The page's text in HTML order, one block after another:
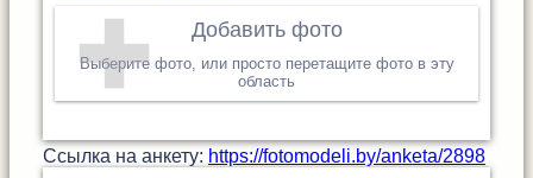
Добавить фото
Выберите фото, или просто перетащите фото в эту
область
Cсылка на анкету: https://fotomodeli.by/anketa/2898